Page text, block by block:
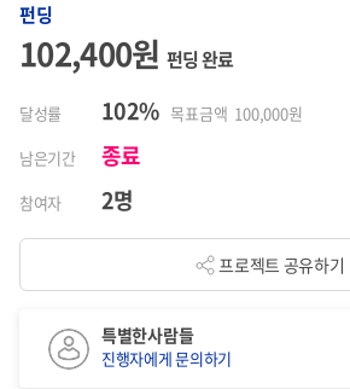
펀딩
102,400원 펀딩 완료
달성률 102% 목표금액 100,000원
남은기간
종료
참여자 2명
프로젝트 공유하기
특별한사람들
진행자에게 문의하기